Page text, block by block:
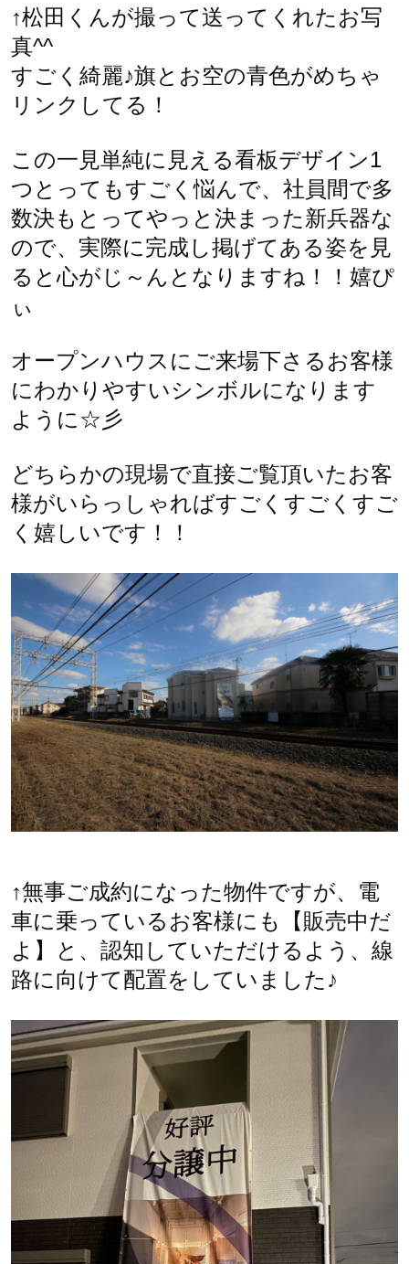
↑松田くんが撮って送ってくれたお写
真^^
すごく綺麗♪旗とお空の青色がめちゃ
リンクしてる！
この一見単純に見える看板デザイン1
つとってもすごく悩んで、社員間で多
数決もとってやっと決まった新兵器な
ので、実際に完成し掲げてある姿を見
ると心がじ～んとなりますね！！嬉ぴ
ぃ
オープンハウスにご来場下さるお客様
にわかりやすいシンボルになります
ように☆彡
どちらかの現場で直接ご覧頂いたお客
様がいらっしゃればすごくすごくすご
く嬉しいです！！
↑無事ご成約になった物件ですが、電
車に乗っているお客様にも【販売中だ
よ】と、認知していただけるよう、線
路に向けて配置をしていました♪